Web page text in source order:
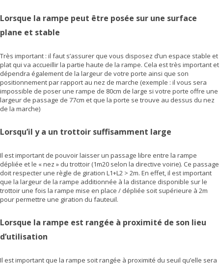
Lorsque la rampe peut être posée sur une surface
plane et stable
Très important : il faut s’assurer que vous disposez d’un espace stable et
plat qui va accueillir la partie haute de la rampe. Cela est très important et
dépendra également de la largeur de votre porte ainsi que son
positionnement par rapport au nez de marche (exemple : il vous sera
impossible de poser une rampe de 80cm de large si votre porte offre une
largeur de passage de 77cm et que la porte se trouve au dessus du nez
de la marche)
Lorsqu’il y a un trottoir suffisamment large
Il est important de pouvoir laisser un passage libre entre la rampe
dépliée et le « nez » du trottoir (1m20 selon la directive voirie). Ce passage
doit respecter une règle de giration L1+L2 > 2m. En effet, il est important
que la largeur de la rampe additionnée à la distance disponible sur le
trottoir une fois la rampe mise en place / dépliée soit supérieure à 2m
pour permettre une giration du fauteuil.
Lorsque la rampe est rangée à proximité de son lieu
d’utilisation
Il est important que la rampe soit rangée à proximité du seuil qu’elle sera